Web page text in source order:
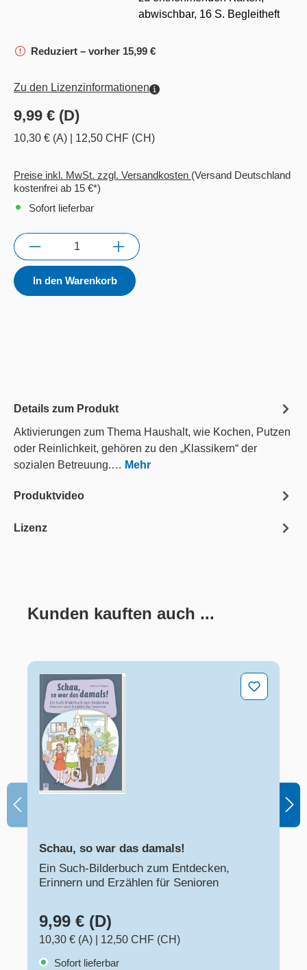
abwischbar, 16 S. Begleitheft
Reduziert – vorher 15,99 €
Zu den Lizenzinformationen
9,99 € (D)
10,30 € (A) 12,50 CHF (CH)
Preise inkl. MwSt. zzgl. Versandkosten (Versand Deutschland
kostenfrei ab 15 €*)
Sofort lieferbar
Anzahl
In den Warenkorb
Details zum Produkt
Aktivierungen zum Thema Haushalt, wie Kochen, Putzen
oder Reinlichkeit, gehören zu den „Klassikern“ der
sozialen Betreuung.… Mehr
Produktvideo
Lizenz
Produktgalerie überspringen
Kunden kauften auch ...
Schau, so war das damals!
Schau, so war das damals!
Ein Such-Bilderbuch zum Entdecken,
Erinnern und Erzählen für Senioren
9,99 € (D)
10,30 € (A)
12,50 CHF (CH)
Sofort lieferbar